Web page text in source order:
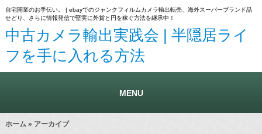
自宅開業のお手伝い。 | ebayでのジャンクフィルムカメラ輸出転売、海外スーパーブランド品
せどり、さらに情報発信で堅実に外貨と円を稼ぐ方法を継承中！
中古カメラ輸出実践会 | 半隠居ライ
フを手に入れる方法
MENU
ホーム» アーカイブ